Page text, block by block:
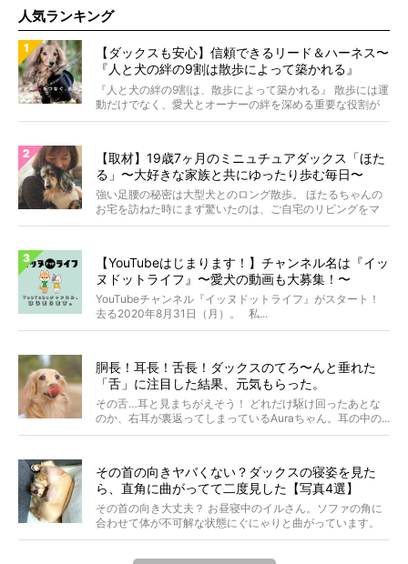
人気ランキング
【ダックスも安心】信頼できるリード＆ハーネス〜
『人と犬の絆の9割は散歩によって築かれる』
WOLFGANG MAN＆BEAST〜
『人と犬の絆の9割は、散歩によって築かれる』 散歩には運
動だけでなく、愛犬とオーナーの絆を深める重要な役割が
あ...
【取材】19歳7ヶ月のミニュチュアダックス「ほた
る」〜大好きな家族と共にゆったり歩む毎日〜
強い足腰の秘密は大型犬とのロング散歩。 ほたるちゃんの
お宅を訪ねた時にまず驚いたのは、ご自宅のリビングをマ
イペ...
【YouTubeはじまります！】チャンネル名は『イッ
ヌドットライフ』〜愛犬の動画も大募集！〜
YouTubeチャンネル『イッヌドットライフ』がスタート！
去る2020年8月31日（月）。 私...
胴長！耳長！舌長！ダックスのてろ〜んと垂れた
「舌」に注目した結果、元気もらった。
その舌…耳と見まちがえそう！ どれだけ駆け回ったあとな
のか、右耳が裏返ってしまっているAuraちゃん。耳の中の...
その首の向きヤバくない？ダックスの寝姿を見た
ら、直角に曲がってて二度見した【写真4選】
その首の向き大丈夫？ お昼寝中のイルさん。ソファの角に
合わせて体が不可解な状態にぐにゃりと曲がっています。
&...